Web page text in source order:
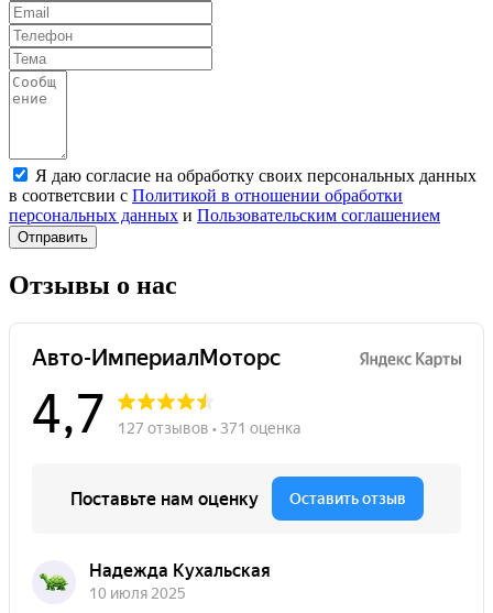
Я даю согласие на обработку своих персональных данных
в соответсвии с Политикой в отношении обработки
персональных данных и Пользовательским соглашением
Отправить
Отзывы о нас